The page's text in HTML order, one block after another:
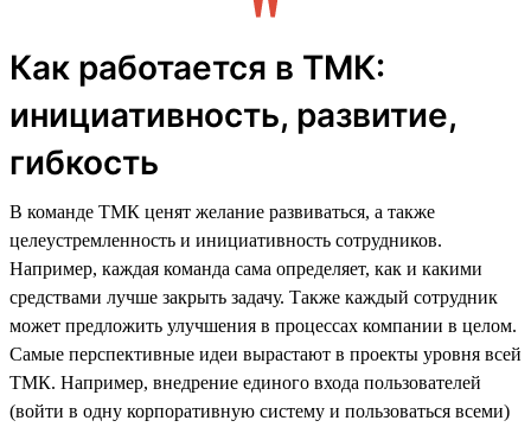
Как работается в ТМК:
инициативность, развитие,
гибкость
В команде ТМК ценят желание развиваться, а также
целеустремленность и инициативность сотрудников.
Например, каждая команда сама определяет, как и какими
средствами лучше закрыть задачу. Также каждый сотрудник
может предложить улучшения в процессах компании в целом.
Самые перспективные идеи вырастают в проекты уровня всей
ТМК. Например, внедрение единого входа пользователей
(войти в одну корпоративную систему и пользоваться всеми)